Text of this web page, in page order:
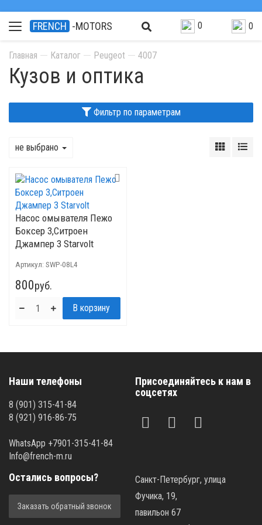
FRENCH -MOTORS 0 0
Главная Каталог Peugeot 4007
Кузов и оптика
Фильтр по параметрам
не выбрано
Насос омывателя Пежо
Боксер 3,Ситроен
Джампер 3 Starvolt
Артикул: SWP-08L4
800руб.
Наши телефоны
8 (901) 315-41-84
8 (921) 916-86-75
WhatsApp +7901-315-41-84
Info@french-m.ru
Присоединяйтесь к нам в
соцсетях
Остались вопросы?
Заказать обратный звонок
Санкт-Петербург, улица
Фучика, 19,
павильон 67